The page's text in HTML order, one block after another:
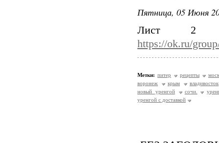
Пятница, 05 Июня
Лист 2
https://ok.ru/
Метки: питер рецепты
воронеж
крым
владивосток
новый уренгой
сочи.
уренгой с доставкой